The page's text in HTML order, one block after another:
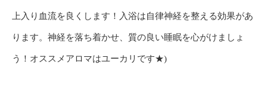
上入り血流を良くします！入浴は自律神経を整える効果があ
ります。神経を落ち着かせ、質の良い睡眠を心がけましょ
う！オススメアロマはユーカリです★)